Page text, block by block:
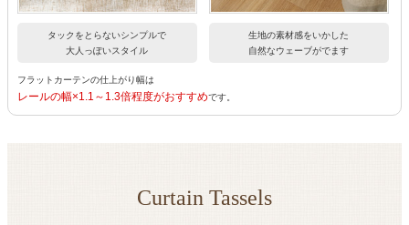
タックをとらないシンプルで
大人っぽいスタイル
生地の素材感をいかした
自然なウェーブがでます
フラットカーテンの仕上がり幅は
レールの幅×1.1～1.3倍程度がおすすめです。
Curtain Tassels